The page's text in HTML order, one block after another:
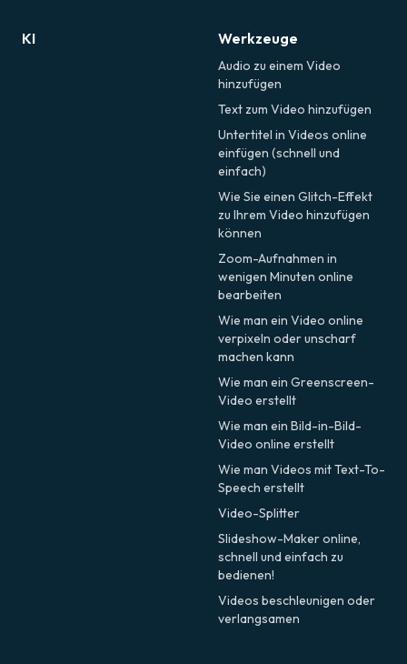
Română
KI Werkzeuge
Audio zu einem Video
hinzufügen
Text zum Video hinzufügen
Untertitel in Videos online
einfügen (schnell und
einfach)
Wie Sie einen Glitch-Effekt
zu Ihrem Video hinzufügen
können
Zoom-Aufnahmen in
wenigen Minuten online
bearbeiten
Wie man ein Video online
verpixeln oder unscharf
machen kann
Wie man ein Greenscreen-
Video erstellt
Wie man ein Bild-in-Bild-
Video online erstellt
Wie man Videos mit Text-To-
Speech erstellt
Video-Splitter
Slideshow-Maker online,
schnell und einfach zu
bedienen!
Videos beschleunigen oder
verlangsamen